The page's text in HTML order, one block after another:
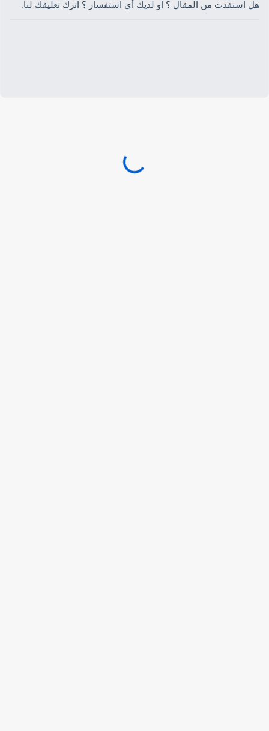
هل استفدت من المقال ؟ او لديك أي استفسار ؟ اترك تعليقك لنا.